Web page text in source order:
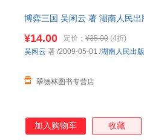
博弈三国 吴闲云 著 湖南人民
¥14.00 定价： ¥35.00 (4折)
翠德林图书专营店
吴闲云 著 /2009-05-01 /湖南人民出
加入购物车 收藏